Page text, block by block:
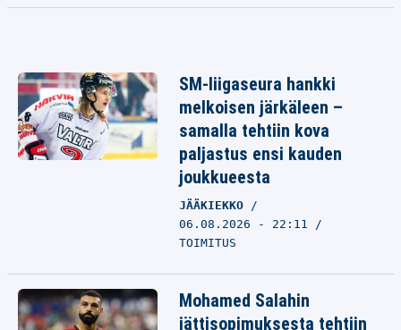
SM-liigaseura hankki
melkoisen järkäleen –
samalla tehtiin kova
paljastus ensi kauden
joukkueesta
JÄÄKIEKKO
06.08.2026 - 22:11
TOIMITUS
Mohamed Salahin
jättisopimuksesta tehtiin